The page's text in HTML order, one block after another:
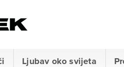
Ljubav oko svijeta